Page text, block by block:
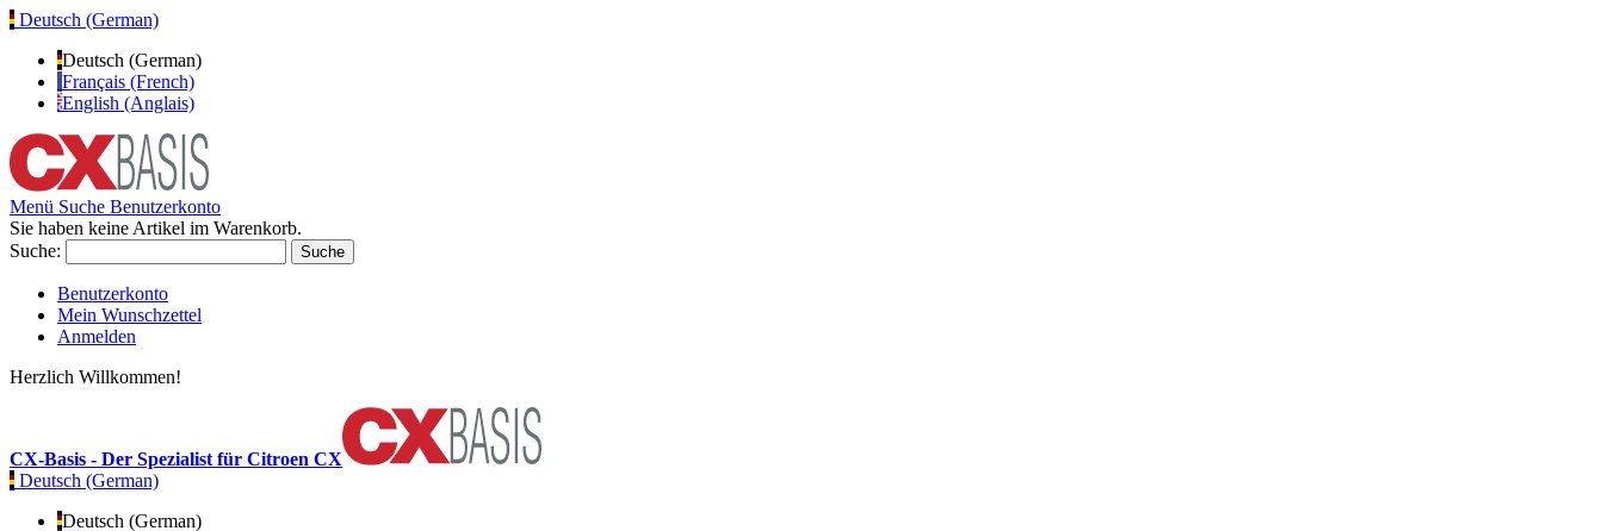
Deutsch (German)
Deutsch (German)
Français (French)
English (Anglais)
Menü Suche Benutzerkonto
Sie haben keine Artikel im Warenkorb.
Suche:
Suche
Benutzerkonto
Mein Wunschzettel
Anmelden
Herzlich Willkommen!
CX-Basis - Der Spezialist für Citroen CX
Deutsch (German)
Deutsch (German)